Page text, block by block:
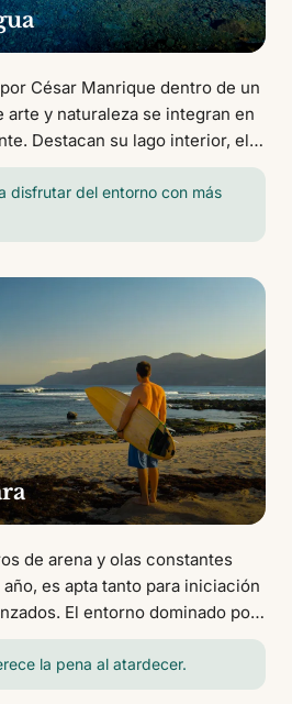
César Manrique dentro de un
y naturaleza se integran en
Destacan su lago interior, el
del cangrejo ciego, una
disfrutar del entorno con más
de arena y olas constantes
es apta tanto para iniciación
El entorno dominado por
ambiente relajado del pueblo
uno de los lugares más
la pena al atardecer.